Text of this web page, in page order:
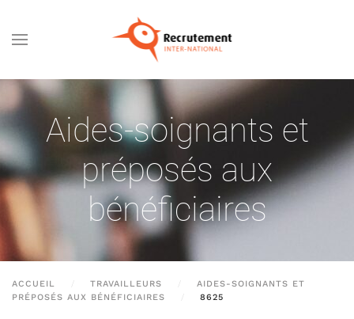
Passer au contenu principal
Aides-soignants et
préposés aux
bénéficiaires
ACCUEIL TRAVAILLEURS
AIDES-SOIGNANTS ET
PRÉPOSÉS AUX BÉNÉFICIAIRES
8625